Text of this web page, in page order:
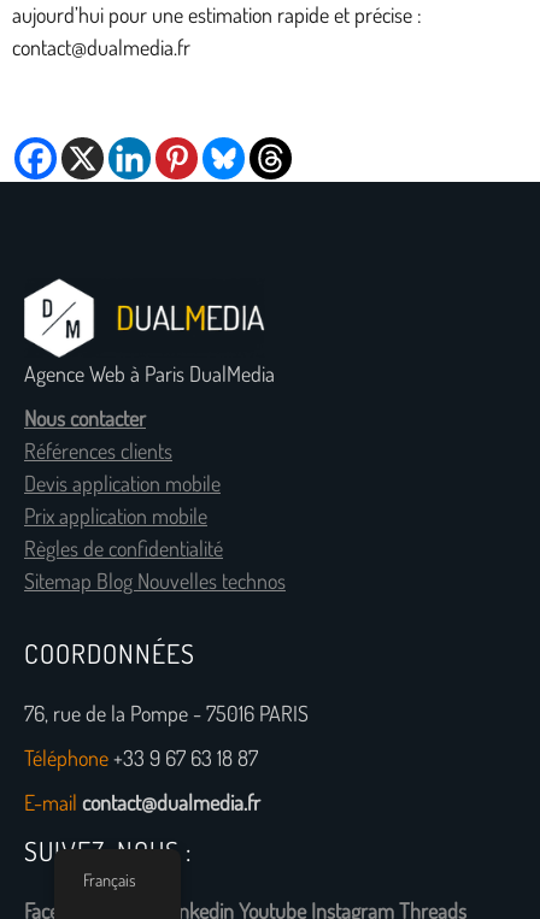
aujourd’hui pour une estimation rapide et précise :
contact@dualmedia.fr
Agence Web à Paris DualMedia
Nous contacter
Références clients
Devis application mobile
Prix application mobile
Règles de confidentialité
Sitemap Blog Nouvelles technos
COORDONNÉES
76, rue de la Pompe - 75016 PARIS
Téléphone+33 9 67 63 18 87
E-mail contact@dualmedia.fr
SUIVEZ-NOUS :
Facebook LinkedinYoutube InstagramThreads
Français